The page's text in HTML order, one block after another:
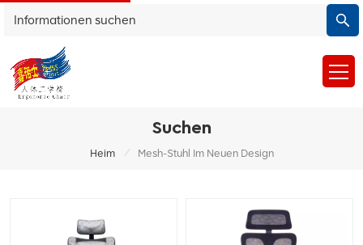
Suchen
Heim / Mesh-Stuhl Im Neuen Design